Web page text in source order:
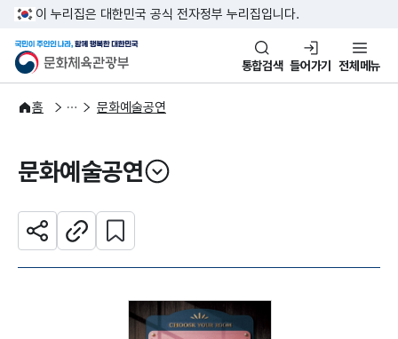
본문 바로가기
주메뉴 바로가기
이 누리집은 대한민국 공식 전자정부 누리집입니다.
문화체육관광부
국민이 주인인 나라, 함께 행복
통합검색 들어가기 전체메뉴
홈
문화광장 문화예술공연
문화예술공연
열기
공유하기주소복사
관심 콘텐츠 설정하기